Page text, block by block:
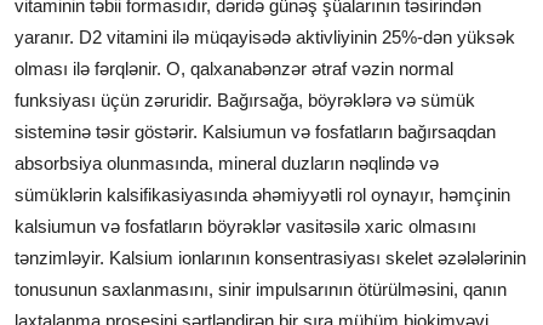
vitaminin təbii formasıdır, dəridə günəş şüalarının təsirindən
yaranır. D2 vitamini ilə müqayisədə aktivliyinin 25%-dən yüksək
olması ilə fərqlənir. O, qalxanabənzər ətraf vəzin normal
funksiyası üçün zəruridir. Bağırsağa, böyrəklərə və sümük
sisteminə təsir göstərir. Kalsiumun və fosfatların bağırsaqdan
absorbsiya olunmasında, mineral duzların nəqlində və
sümüklərin kalsifikasiyasında əhəmiyyətli rol oynayır, həmçinin
kalsiumun və fosfatların böyrəklər vasitəsilə xaric olmasını
tənzimləyir. Kalsium ionlarının konsentrasiyası skelet əzələlərinin
tonusunun saxlanmasını, sinir impulsarının ötürülməsini, qanın
laxtalanma prosesini şərtləndirən bir sıra mühüm biokimyəvi